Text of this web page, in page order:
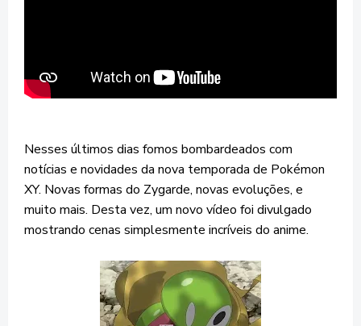
Nesses últimos dias fomos bombardeados com
notícias e novidades da nova temporada de Pokémon
XY. Novas formas do Zygarde, novas evoluções, e
muito mais. Desta vez, um novo vídeo foi divulgado
mostrando cenas simplesmente incríveis do anime.